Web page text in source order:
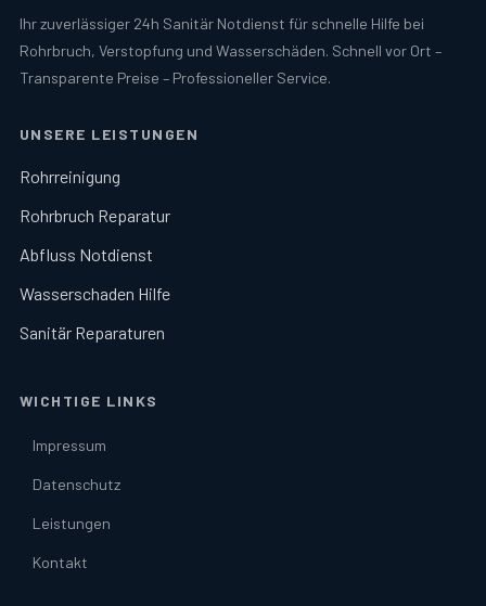
Ihr zuverlässiger 24h Sanitär Notdienst für schnelle Hilfe bei
Rohrbruch, Verstopfung und Wasserschäden. Schnell vor Ort –
Transparente Preise – Professioneller Service.
UNSERE LEISTUNGEN
Rohrreinigung
Rohrbruch Reparatur
Abfluss Notdienst
Wasserschaden Hilfe
Sanitär Reparaturen
WICHTIGE LINKS
Impressum
Datenschutz
Leistungen
Kontakt